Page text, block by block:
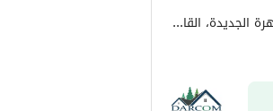
فيلدج جاردن قطامية، التجمع الخامس، القاهرة الجديدة، القاهرة